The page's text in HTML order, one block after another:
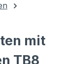
mit
TB8